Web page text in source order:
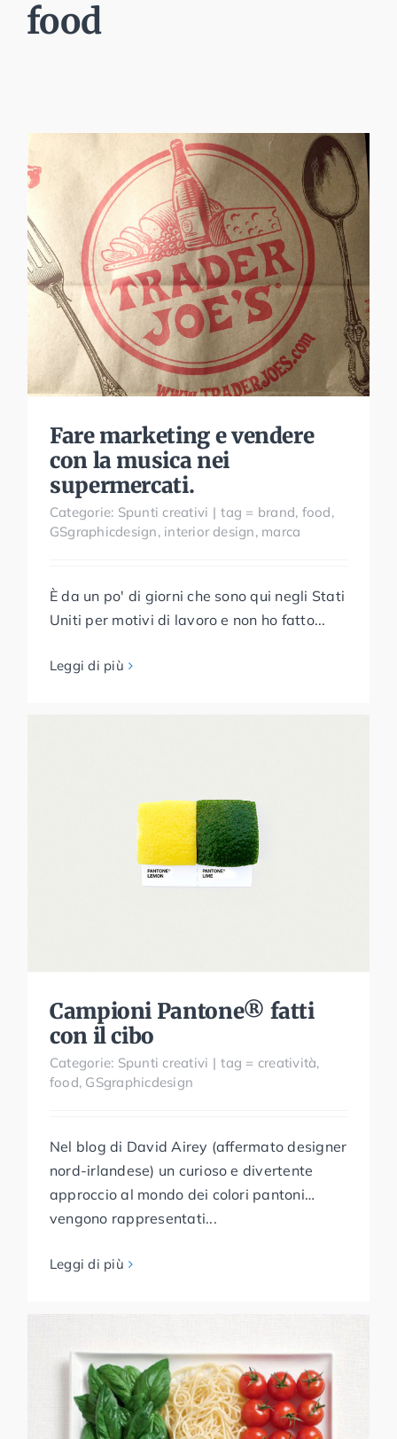
food
Fare marketing e vendere
con la musica nei
supermercati.
Fare marketing e vendere
con la musica nei
supermercati.
Categorie: Spunti creativi | tag = brand, food,
GSgraphicdesign, interior design, marca
È da un po' di giorni che sono qui negli Stati
Uniti per motivi di lavoro e non ho fatto...
Leggi di più
Campioni Pantone® fatti
con il cibo
Campioni Pantone® fatti
con il cibo
Categorie: Spunti creativi | tag = creatività,
food, GSgraphicdesign
Nel blog di David Airey (affermato designer
nord-irlandese) un curioso e divertente
approccio al mondo dei colori pantoni…
vengono rappresentati...
Leggi di più